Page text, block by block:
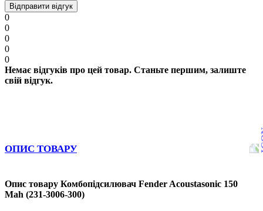
Відправити відгук
0
0
0
0
0
Немає відгуків про цей товар. Станьте першим, залиште
свій відгук.
ОПИС ТОВАРУ
Опис товару Комбопідсилювач Fender Acoustasonic 150
Mah (231-3006-300)